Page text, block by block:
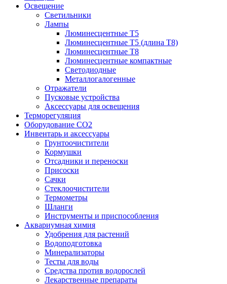
Освещение
Светильники
Лампы
Люминесцентные T5
Люминесцентные T5 (длина T8)
Люминесцентные T8
Люминесцентные компактные
Светодиодные
Металлогалогенные
Отражатели
Пусковые устройства
Аксессуары для освещения
Терморегуляция
Оборудование CO2
Инвентарь и аксессуары
Грунтоочистители
Кормушки
Отсадники и переноски
Присоски
Сачки
Стеклоочистители
Термометры
Шланги
Инструменты и приспособления
Аквариумная химия
Удобрения для растений
Водоподготовка
Минерализаторы
Тесты для воды
Средства против водорослей
Лекарственные препараты